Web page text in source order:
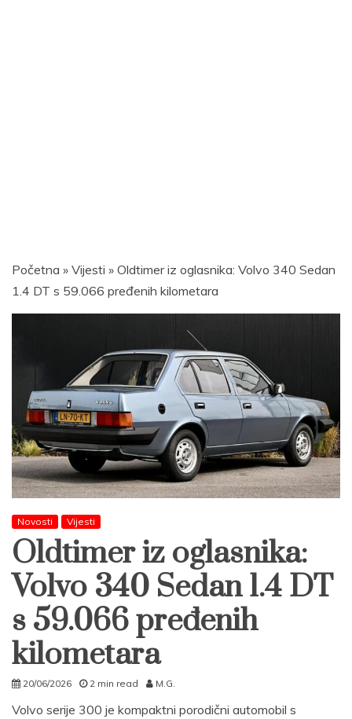
Početna » Vijesti » Oldtimer iz oglasnika: Volvo 340 Sedan
1.4 DT s 59.066 pređenih kilometara
Novosti Vijesti
Oldtimer iz oglasnika:
Volvo 340 Sedan 1.4 DT
s 59.066 pređenih
kilometara
20/06/2026 2 min read M.G.
Volvo serije 300 je kompaktni porodični automobil s